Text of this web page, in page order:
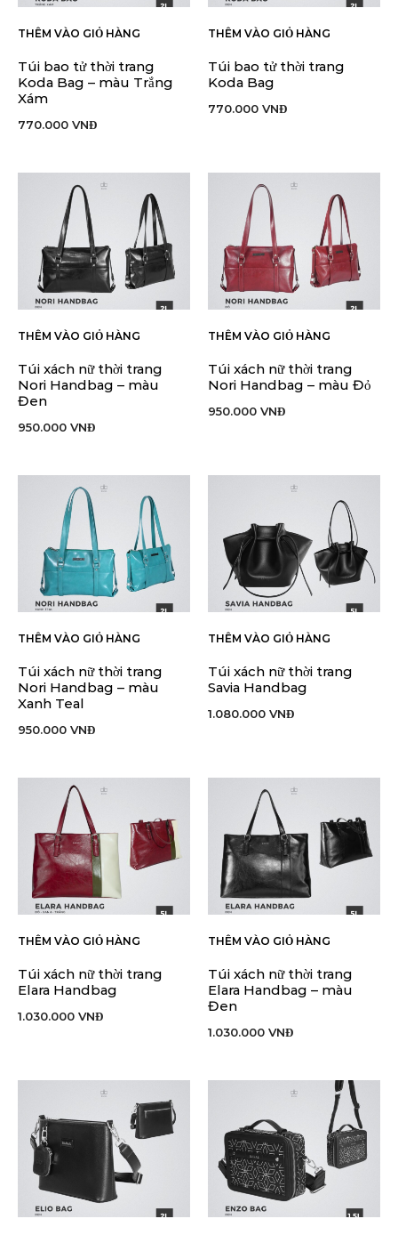
THÊM VÀO GIỎ HÀNG
Túi bao tử thời trang
Koda Bag – màu Trắng
Xám
770.000 VNĐ
THÊM VÀO GIỎ HÀNG
Túi bao tử thời trang
Koda Bag
770.000 VNĐ
THÊM VÀO GIỎ HÀNG
Túi xách nữ thời trang
Nori Handbag – màu
Đen
950.000 VNĐ
THÊM VÀO GIỎ HÀNG
Túi xách nữ thời trang
Nori Handbag – màu Đỏ
950.000 VNĐ
THÊM VÀO GIỎ HÀNG
Túi xách nữ thời trang
Nori Handbag – màu
Xanh Teal
950.000 VNĐ
THÊM VÀO GIỎ HÀNG
Túi xách nữ thời trang
Savia Handbag
1.080.000 VNĐ
THÊM VÀO GIỎ HÀNG
Túi xách nữ thời trang
Elara Handbag
1.030.000 VNĐ
THÊM VÀO GIỎ HÀNG
Túi xách nữ thời trang
Elara Handbag – màu
Đen
1.030.000 VNĐ